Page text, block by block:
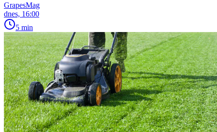
GrapesMag
dnes, 16:00
5 min